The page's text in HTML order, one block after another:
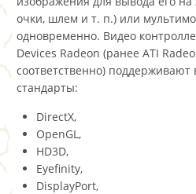
очки, шлем и т. п.) или
одновременно. Видео
Devices Radeon (ранее ATI
соответственно) поддерживают
стандарты:
DirectX,
OpenGL,
HD3D,
Eyefinity,
DisplayPort,